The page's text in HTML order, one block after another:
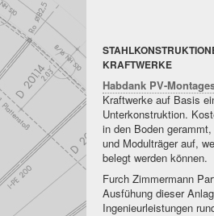
KRAFTWERKE
Habdank PV-
Kraftwerke auf Basis
Unterkonstruktion.
in den Boden
und Modulträger auf,
belegt werden können.
Furch Zimmermann
Ausfühung dieser
Ingenieurleistungen